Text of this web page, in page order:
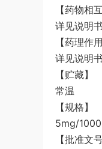
【药物相
详见说明书
【药理作用
详见说明书
【贮藏】
常温
【规格】
5mg/
【批准文号